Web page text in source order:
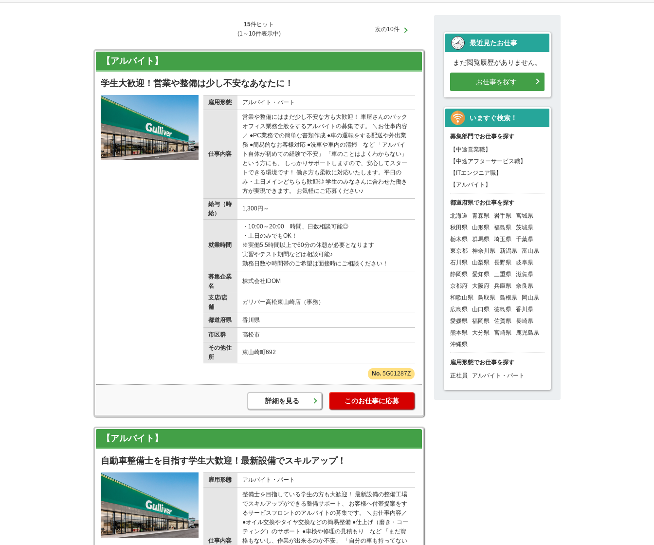
15件ヒット
(1～10件表示中)
次の10件
【アルバイト】
学生大歓迎！営業や整備は少し不安なあなたに！
雇用形態 アルバイト・パート
仕事内容
営業や整備にはまだ少し不安な方も大歓迎！ 車屋さんのバック
オフィス業務全般をするアルバイトの募集です。 ＼お仕事内容
／ ●PC業務での簡単な書類作成 ●車の運転をする配送や外出業
務 ●簡易的なお客様対応 ●洗車や車内の清掃 など 「アルバイ
ト自体が初めての経験で不安」 「車のことはよくわからない」
という方にも、 しっかりサポートしますので、安心してスター
トできる環境です！ 働き方も柔軟に対応いたします。平日の
み・土日メインどちらも歓迎◎ 学生のみなさんに合わせた働き
方が実現できます。 お気軽にご応募ください♪
給与（時
給）
1,300円～
就業時間
・10:00～20:00 時間、日数相談可能◎
・土日のみでもOK！
※実働5.5時間以上で60分の休憩が必要となります
実習やテスト期間などは相談可能♪
勤務日数や時間帯のご希望は面接時にご相談ください！
募集企業
名
株式会社IDOM
支店/店
舗
ガリバー高松東山崎店（事務）
都道府県 香川県
市区群
高松市
その他住
所
東山崎町692
5G01287Z
詳細を見る このお仕事に応募
【アルバイト】
自動車整備士を目指す学生大歓迎！最新設備でスキルアップ！
雇用形態 アルバイト・パート
仕事内容
整備士を目指している学生の方も大歓迎！ 最新設備の整備工場
でスキルアップができる整備サポート、 お客様へ付帯提案をす
るサービスフロントのアルバイトの募集です。 ＼お仕事内容／
●オイル交換やタイヤ交換などの簡易整備 ●仕上げ（磨き・コー
ティング）のサポート ●車検や修理の見積もり など 「まだ資
格もないし、作業が出来るのか不安」 「自分の車も持ってない
最近見たお仕事
まだ閲覧履歴がありません。
お仕事を探す
いますぐ検索！
募集部門でお仕事を探す
【中途営業職】
【中途アフターサービス職】
【ITエンジニア職】
【アルバイト】
都道府県でお仕事を探す
北海道
青森県 岩手県
宮城県
秋田県
山形県 福島県
茨城県
栃木県
群馬県 埼玉県
千葉県
東京都
神奈川県 新潟県
富山県
石川県
山梨県 長野県
岐阜県
静岡県
愛知県 三重県
滋賀県
京都府
大阪府 兵庫県
奈良県
和歌山県
鳥取県 島根県
岡山県
広島県
山口県 徳島県
香川県
愛媛県
福岡県 佐賀県
長崎県
熊本県
大分県 宮崎県
鹿児島県
沖縄県
雇用形態でお仕事を探す
正社員
アルバイト・パート